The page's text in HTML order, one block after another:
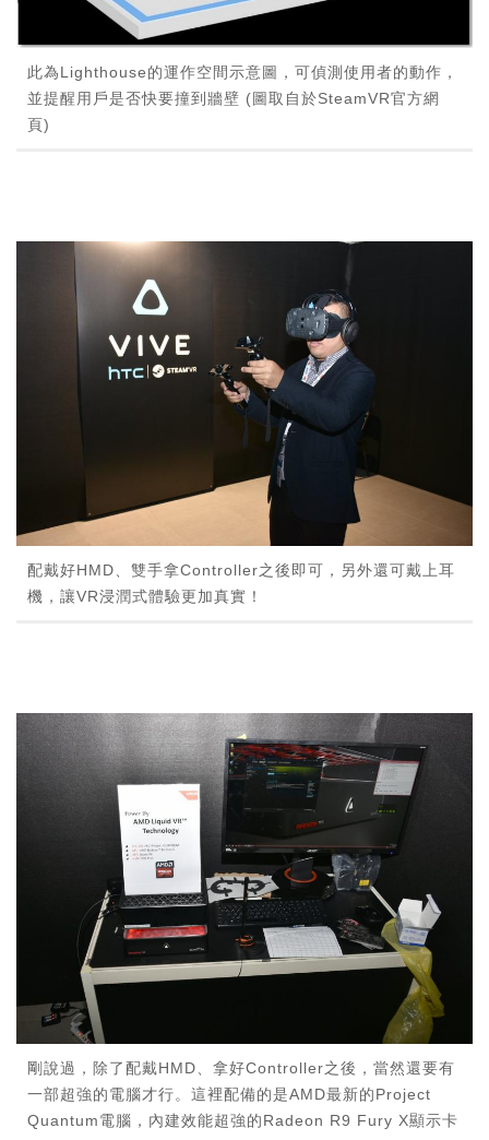
此為Lighthouse的運作空間示意圖，可偵測使用者的動作，
並提醒用戶是否快要撞到牆壁 (圖取自於SteamVR官方網
頁)
配戴好HMD、雙手拿Controller之後即可，另外還可戴上耳
機，讓VR浸潤式體驗更加真實！
剛說過，除了配戴HMD、拿好Controller之後，當然還要有
一部超強的電腦才行。這裡配備的是AMD最新的Project
Quantum電腦，內建效能超強的Radeon R9 Fury X顯示卡